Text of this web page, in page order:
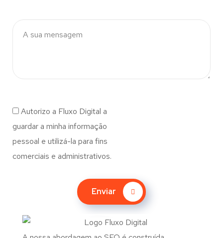
Autorizo a Fluxo Digital a
guardar a minha informação
pessoal e utilizá-la para fins
comerciais e administrativos.
Enviar